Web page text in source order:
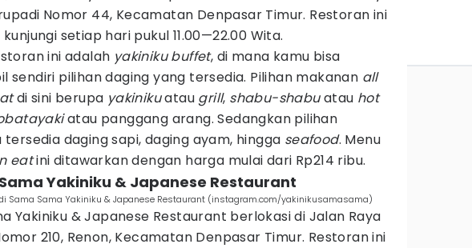
Nomor 44, Kecamatan Denpasar Timur. Restoran ini
setiap hari pukul 11.00—22.00 Wita.
ini adalah yakiniku buffet, di mana kamu bisa
sendiri pilihan daging yang tersedia. Pilihan makanan all
di sini berupa yakinikuatau grill, shabu-shabuatau hot
atau panggang arang. Sedangkan pilihan
tersedia daging sapi, daging ayam, hingga seafood. Menu
eatini ditawarkan dengan harga mulai dari Rp214 ribu.
Yakiniku & Japanese Restaurant
Sama Sama Yakiniku & Japanese Restaurant (instagram.com/yakinikusamasama)
Yakiniku & Japanese Restaurant berlokasi di Jalan Raya
210, Renon, Kecamatan Denpasar Timur. Restoran ini